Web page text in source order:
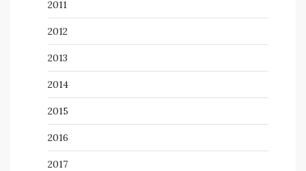
2011
2012
2013
2014
2015
2016
2017